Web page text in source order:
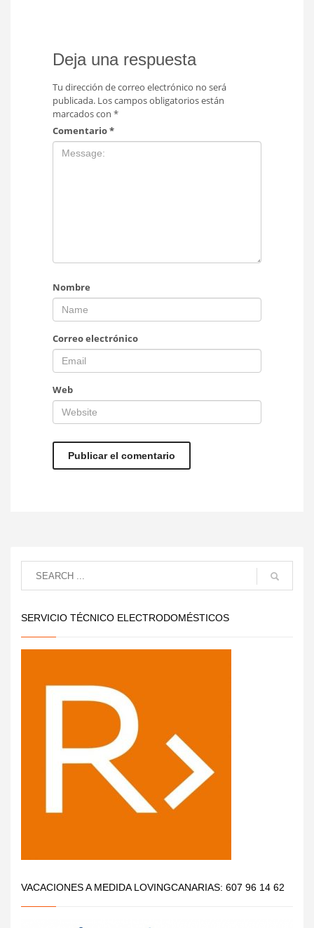
Deja una respuesta
Tu dirección de correo electrónico no será
publicada. Los campos obligatorios están
marcados con *
Comentario*
Nombre
Correo electrónico
Web
SERVICIO TÉCNICO ELECTRODOMÉSTICOS
VACACIONES A MEDIDA LOVINGCANARIAS: 607 96 14 62